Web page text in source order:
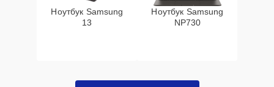
Ноутбук Samsung
13
Ноутбук Samsung
NP730